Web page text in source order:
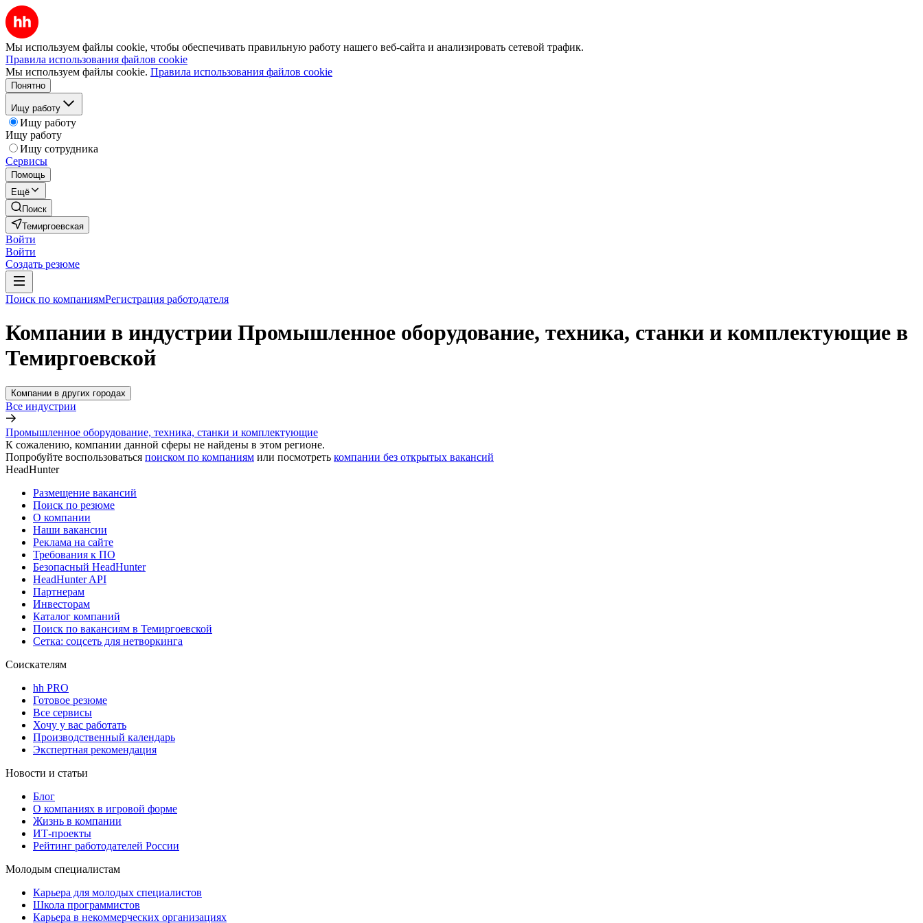
Мы используем файлы cookie, чтобы обеспечивать правильную работу нашего веб-сайта и анализировать сетевой трафик.
Правила использования файлов cookie
Мы используем файлы cookie. Правила использования файлов cookie
Понятно
Ищу работу
Ищу работу
Ищу работу
Ищу сотрудника
Сервисы
Помощь
Ещё
Поиск
Темиргоевская
Войти
Войти
Создать резюме
Поиск по компаниямРегистрация работодателя
Компании в индустрии Промышленное оборудование, техника, станки и комплектующие в
Темиргоевской
Компании в других городах
Все индустрии
Промышленное оборудование, техника, станки и комплектующие
К сожалению, компании данной сферы не найдены в этом регионе.
Попробуйте воспользоваться поиском по компаниям или посмотреть компании без открытых вакансий
HeadHunter
Размещение вакансий
Поиск по резюме
О компании
Наши вакансии
Реклама на сайте
Требования к ПО
Безопасный HeadHunter
HeadHunter API
Партнерам
Инвесторам
Каталог компаний
Поиск по вакансиям в Темиргоевской
Сетка: соцсеть для нетворкинга
Соискателям
hh PRO
Готовое резюме
Все сервисы
Хочу у вас работать
Производственный календарь
Экспертная рекомендация
Новости и статьи
Блог
О компаниях в игровой форме
Жизнь в компании
ИТ-проекты
Рейтинг работодателей России
Молодым специалистам
Карьера для молодых специалистов
Школа программистов
Карьера в некоммерческих организациях